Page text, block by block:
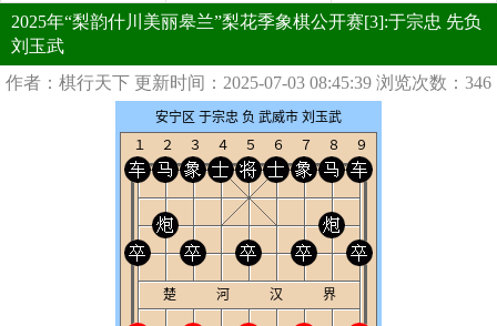
2025年“梨韵什川美丽皋兰”梨花季象棋公开赛[3]:于宗忠 先负
刘玉武
作者：棋行天下 更新时间：2025-07-03 08:45:39 浏览次数：346